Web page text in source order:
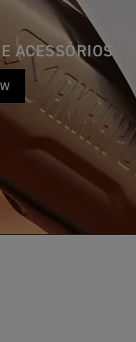
ACESSÓRIOS